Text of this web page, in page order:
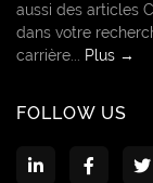
aussi des articles
dans votre
carrière...
Plus →
FOLLOW US